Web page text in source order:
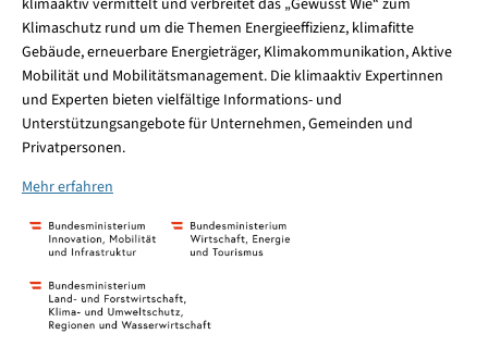
Klimaschutz rund um die Themen Energieeffizienz, klimafitte
Gebäude, erneuerbare Energieträger, Klimakommunikation, Aktive
Mobilität und Mobilitätsmanagement. Die klimaaktiv Expertinnen
und Experten bieten vielfältige Informations- und
Unterstützungsangebote für Unternehmen, Gemeinden und
Privatpersonen.
Mehr erfahren